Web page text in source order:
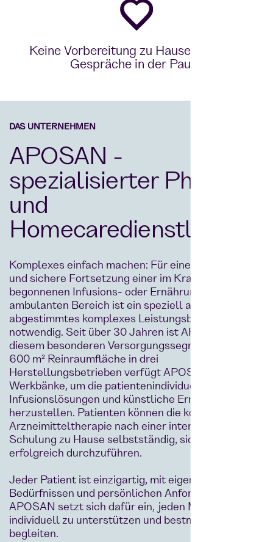
Keine Vorbereitung zu Hause - Zeit für
Gespräche in der Pause
DAS UNTERNEHMEN
APOSAN -
spezialisierter Pharma-
und
Homecaredienstleister
Komplexes einfach machen: Für eine erfolgreiche
und sichere Fortsetzung einer im Krankenhaus
begonnenen Infusions- oder Ernährungstherapie im
ambulanten Bereich ist ein speziell aufeinander
abgestimmtes komplexes Leistungsbündel
notwendig. Seit über 30 Jahren ist APOSAN in
diesem besonderen Versorgungssegment tätig. Auf
600 m² Reinraumfläche in drei
Herstellungsbetrieben verfügt APOSAN über 18
Werkbänke, um die patientenindividuellen sterilen
Infusionslösungen und künstliche Ernährung
herzustellen. Patienten können die komplexe
Arzneimitteltherapie nach einer intensiven
Schulung zu Hause selbstständig, sicher und
erfolgreich durchzuführen.
Jeder Patient ist einzigartig, mit eigenen
Bedürfnissen und persönlichen Anforderungen.
APOSAN setzt sich dafür ein, jeden Menschen
individuell zu unterstützen und bestmöglich zu
begleiten.